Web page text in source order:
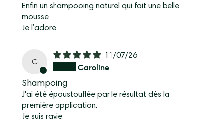
Enfin un shampooing naturel qui fait une belle
mousse
Je l’adore
C
11/07/26
Caroline
Shampoing
J'ai été époustouflée par le résultat dès la
première application.
Je suis ravie